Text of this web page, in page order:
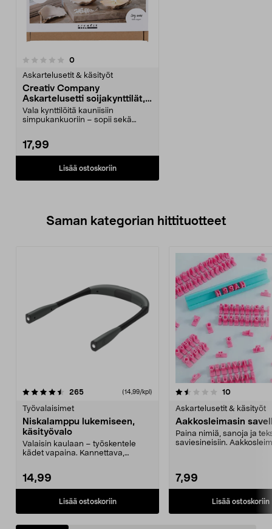
0arvostelut
Askartelusetit & käsityöt
Creativ Company
Askartelusetti soijakynttilät,
simpukka
Vala kynttilöitä kauniisiin
simpukankuoriin – sopii sekä
17,99
Lisää ostoskoriin
Saman kategorian hittituotteet
265arvostelut (14,99/kpl)
Työvalaisimet
Niskalamppu lukemiseen,
käsityövalo
Valaisin kaulaan – työskentele
kädet vapaina. Kannettava,
14,99
Lisää ostoskoriin
1.5 viidestä
10arvostelut
Askartelusetit & käsityöt
Aakkosleimasin
Paina nimiä, sanoja ja
saviesineisiin.
7,99
Lisää ostoskoriin
5.0 viidestä